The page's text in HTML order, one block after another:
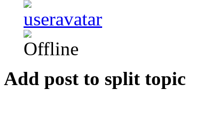
Add post to split topic